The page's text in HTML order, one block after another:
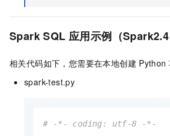
Spark SQL 应用示例（Spark2.4
相关代码如下，您需要在本地创建 Python
spark-test.py
# -*- coding: utf-8 -*-